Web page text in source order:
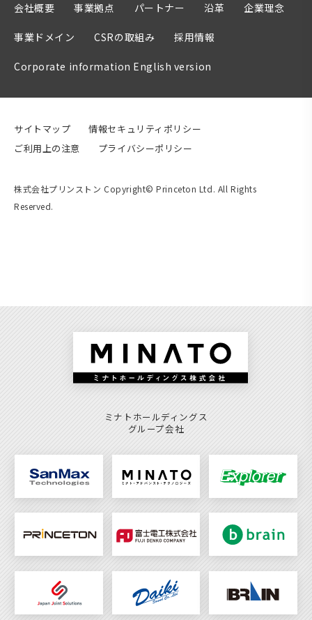
会社概要 事業拠点 パートナー 沿革 企業理念
事業ドメイン CSRの取組み 採用情報
Corporate information English version
サイトマップ
情報セキュリティポリシー
ご利用上の注意
プライバシーポリシー
株式会社プリンストン Copyright© Princeton Ltd. All Rights
Reserved.
ミナトホールディングス
グループ会社